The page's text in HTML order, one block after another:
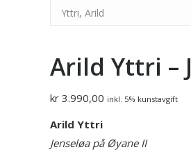
Arild Yttri –
kr 3.990,00 inkl. 5% kunstavgift
Arild Yttri
Jenseløa på Øyane II